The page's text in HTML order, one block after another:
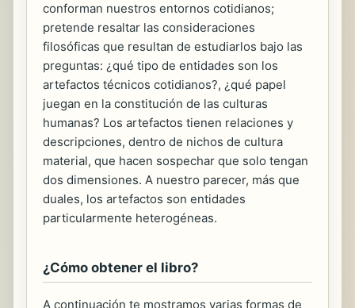
conforman nuestros entornos cotidianos;
pretende resaltar las consideraciones
filosóficas que resultan de estudiarlos bajo las
preguntas: ¿qué tipo de entidades son los
artefactos técnicos cotidianos?, ¿qué papel
juegan en la constitución de las culturas
humanas? Los artefactos tienen relaciones y
descripciones, dentro de nichos de cultura
material, que hacen sospechar que solo tengan
dos dimensiones. A nuestro parecer, más que
duales, los artefactos son entidades
particularmente heterogéneas.
¿Cómo obtener el libro?
A continuación te mostramos varias formas de